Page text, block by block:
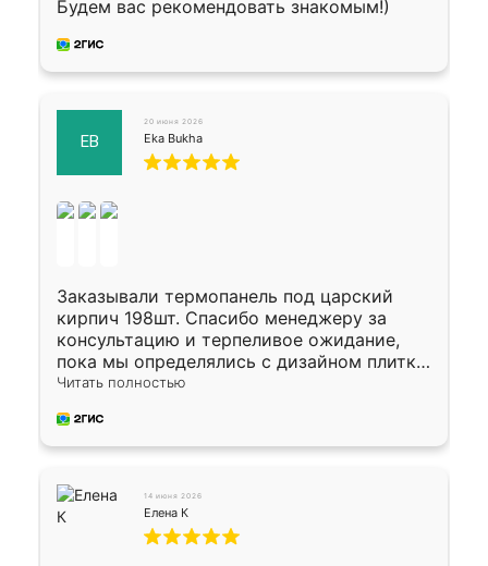
Будем вас рекомендовать знакомым!)
EB
20 июня 2026
Eka Bukha
Заказывали термопанель под царский
кирпич 198шт. Спасибо менеджеру за
консультацию и терпеливое ожидание,
пока мы определялись с дизайном плитки.
Исполнен заказ в срок, спасибо
предоплата наличкой 50%. Накануне с
водителем договорились о доставке в
Окончательный расчет при получении.
Огромная благодарность водителю, помог
выгрузить. Получили коробку плитки на
Читать полностью
14 июня 2026
Елена К